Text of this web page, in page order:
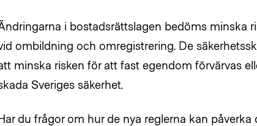
i bostadsrättslagen bedöms minska
ombildning och omregistrering. De
minska risken för att fast egendom förvärvas
Sveriges säkerhet.
du frågor om hur de nya reglerna kan